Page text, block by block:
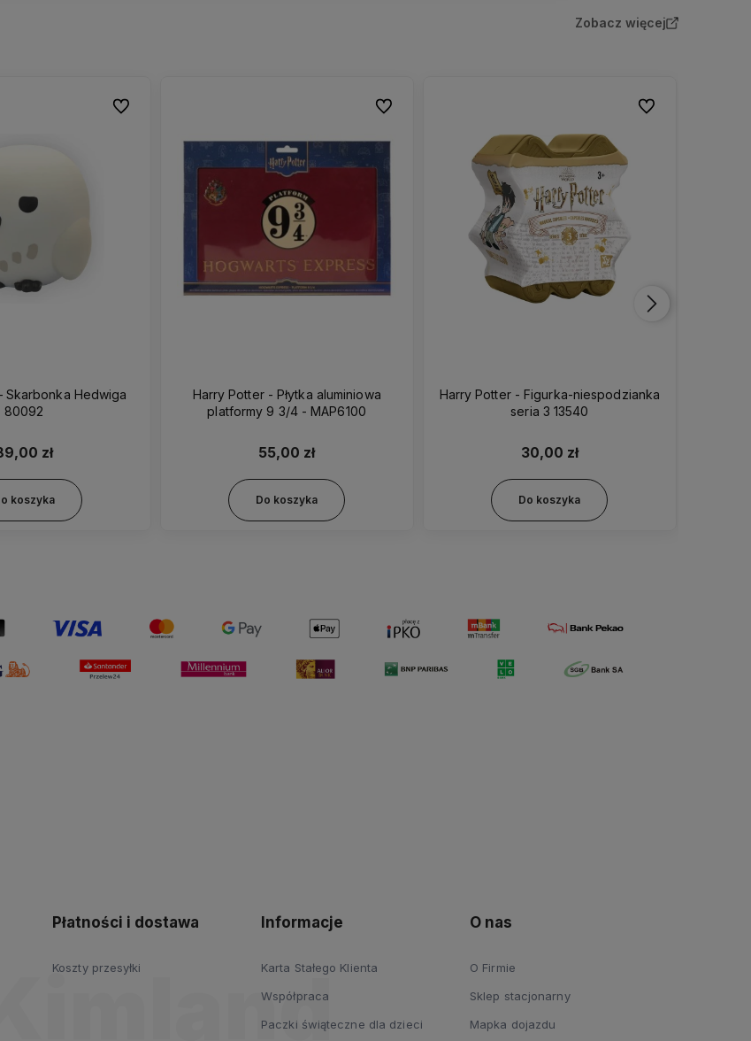
Zobacz więcej
Skarbonka Hedwiga
80092
zł
koszyka
Do ulubionych
Harry Potter - Płytka aluminiowa
platformy 9 3/4 - MAP6100
55,00 zł
Do koszyka
Do ulubionych
Harry Potter - Figurka-niespodzianka
seria 3 13540
30,00 zł
Do koszyka
Do ulubionych
Płatności i dostawa
Koszty przesyłki
Informacje
Karta Stałego Klienta
Współpraca
Paczki świąteczne dla dzieci
O nas
O Firmie
Sklep stacjonarny
Mapka dojazdu